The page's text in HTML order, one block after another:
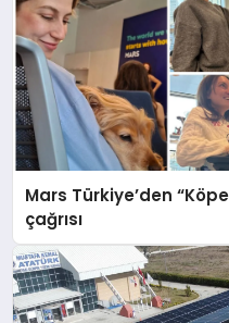
Mars Türkiye’den
çağrısı